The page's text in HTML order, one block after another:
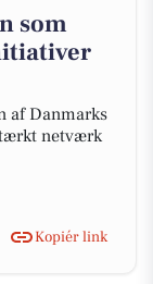
som
af Danmarks
netværk
Kopiér link